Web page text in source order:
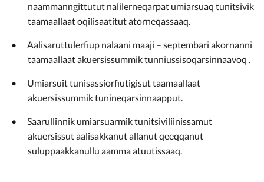
naammanngittutut nalilerneqarpat umiarsuaq tunitsivik
taamaallaat oqilisaatitut atorneqassaaq.
Aalisaruttulerfiup nalaani maaji – septembari akornanni
taamaallaat akuersissummik tunniussisoqarsinnaavoq .
Umiarsuit tunisassiorfiutigisut taamaallaat
akuersissummik tunineqarsinnaapput.
Saarullinnik umiarsuarmik tunitsiviliinissamut
akuersissut aalisakkanut allanut qeeqqanut
suluppaakkanullu aamma atuutissaaq.